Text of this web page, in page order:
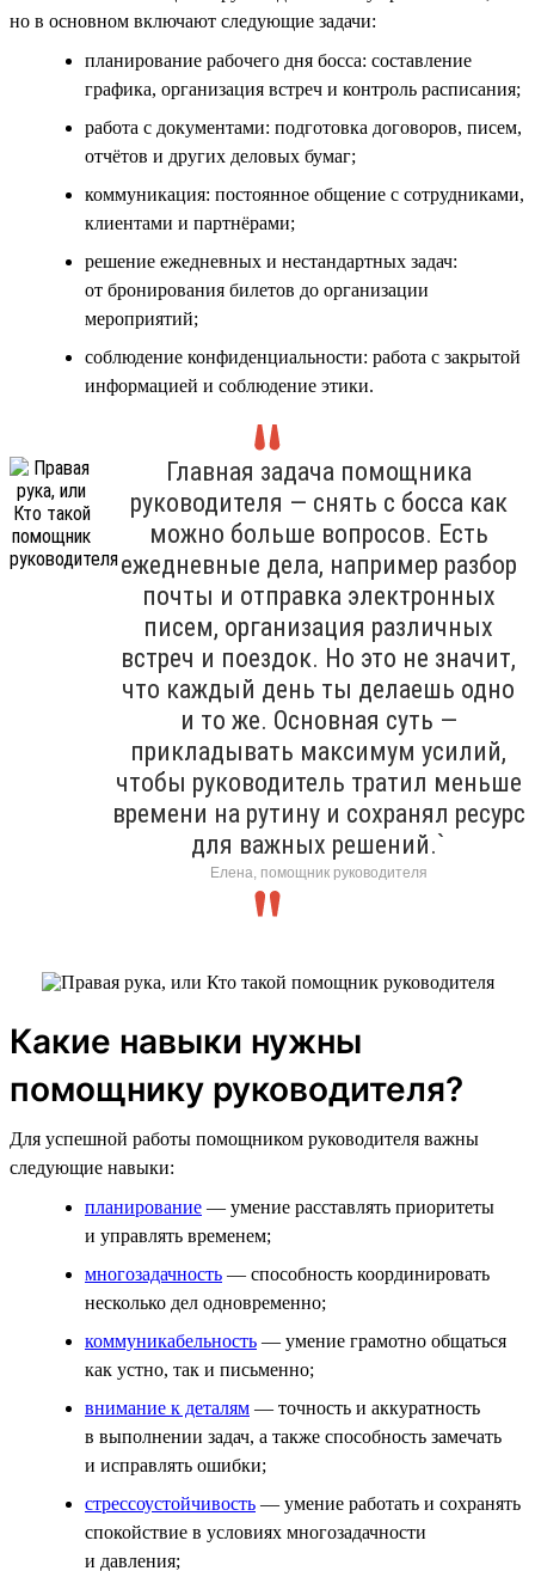
но в основном включают следующие задачи:
планирование рабочего дня босса: составление
графика, организация встреч и контроль расписания;
работа с документами: подготовка договоров, писем,
отчётов и других деловых бумаг;
коммуникация: постоянное общение с сотрудниками,
клиентами и партнёрами;
решение ежедневных и нестандартных задач:
от бронирования билетов до организации
мероприятий;
соблюдение конфиденциальности: работа с закрытой
информацией и соблюдение этики.
Главная задача помощника
руководителя — снять с босса как
можно больше вопросов. Есть
ежедневные дела, например разбор
почты и отправка электронных
писем, организация различных
встреч и поездок. Но это не значит,
что каждый день ты делаешь одно
и то же. Основная суть —
прикладывать максимум усилий,
чтобы руководитель тратил меньше
времени на рутину и сохранял ресурс
для важных решений.`
Елена, помощник руководителя
Какие навыки нужны
помощнику руководителя?
Для успешной работы помощником руководителя важны
следующие навыки:
планирование — умение расставлять приоритеты
и управлять временем;
многозадачность — способность координировать
несколько дел одновременно;
коммуникабельность — умение грамотно общаться
как устно, так и письменно;
внимание к деталям — точность и аккуратность
в выполнении задач, а также способность замечать
и исправлять ошибки;
стрессоустойчивость — умение работать и сохранять
спокойствие в условиях многозадачности
и давления;